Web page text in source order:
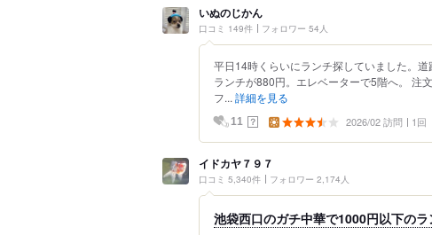
いぬのじかん
口コミ 149件 フォロワー 54人
平日14時くらいにランチ探していました。
ランチが880円。エレベーターで5階へ。 注
フ... 詳細を見る
11 ？ 2026/02 訪問 1回
イドカヤ７９７
口コミ 5,340件 フォロワー 2,174人
池袋西口のガチ中華で1000円以下のラ